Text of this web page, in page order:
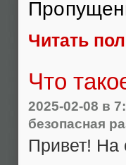
Читать
Что
2025-02-08 в
безопасная
Привет! На